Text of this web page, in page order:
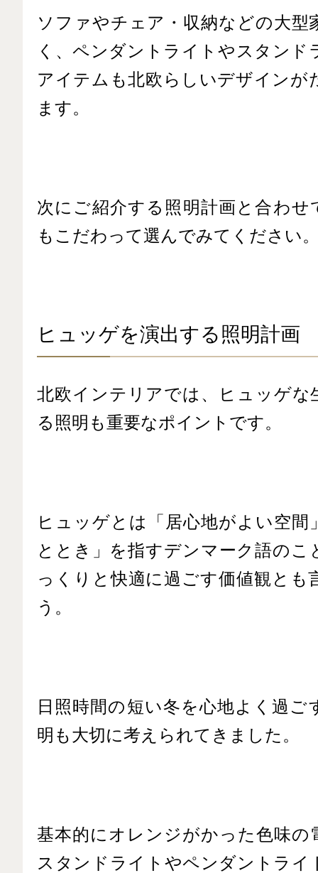
ソファやチェア・収納などの大型
く、ペンダントライトやスタンド
アイテムも北欧らしいデザインが
ます。
次にご紹介する照明計画と合わせ
もこだわって選んでみてください
ヒュッゲを演出する照明計画
北欧インテリアでは、ヒュッゲな
る照明も重要なポイントです。
ヒュッゲとは「居心地がよい空間
ととき」を指すデンマーク語のこ
っくりと快適に過ごす価値観とも
う。
日照時間の短い冬を心地よく過ご
明も大切に考えられてきました。
基本的にオレンジがかった色味の
スタンドライトやペンダントライ